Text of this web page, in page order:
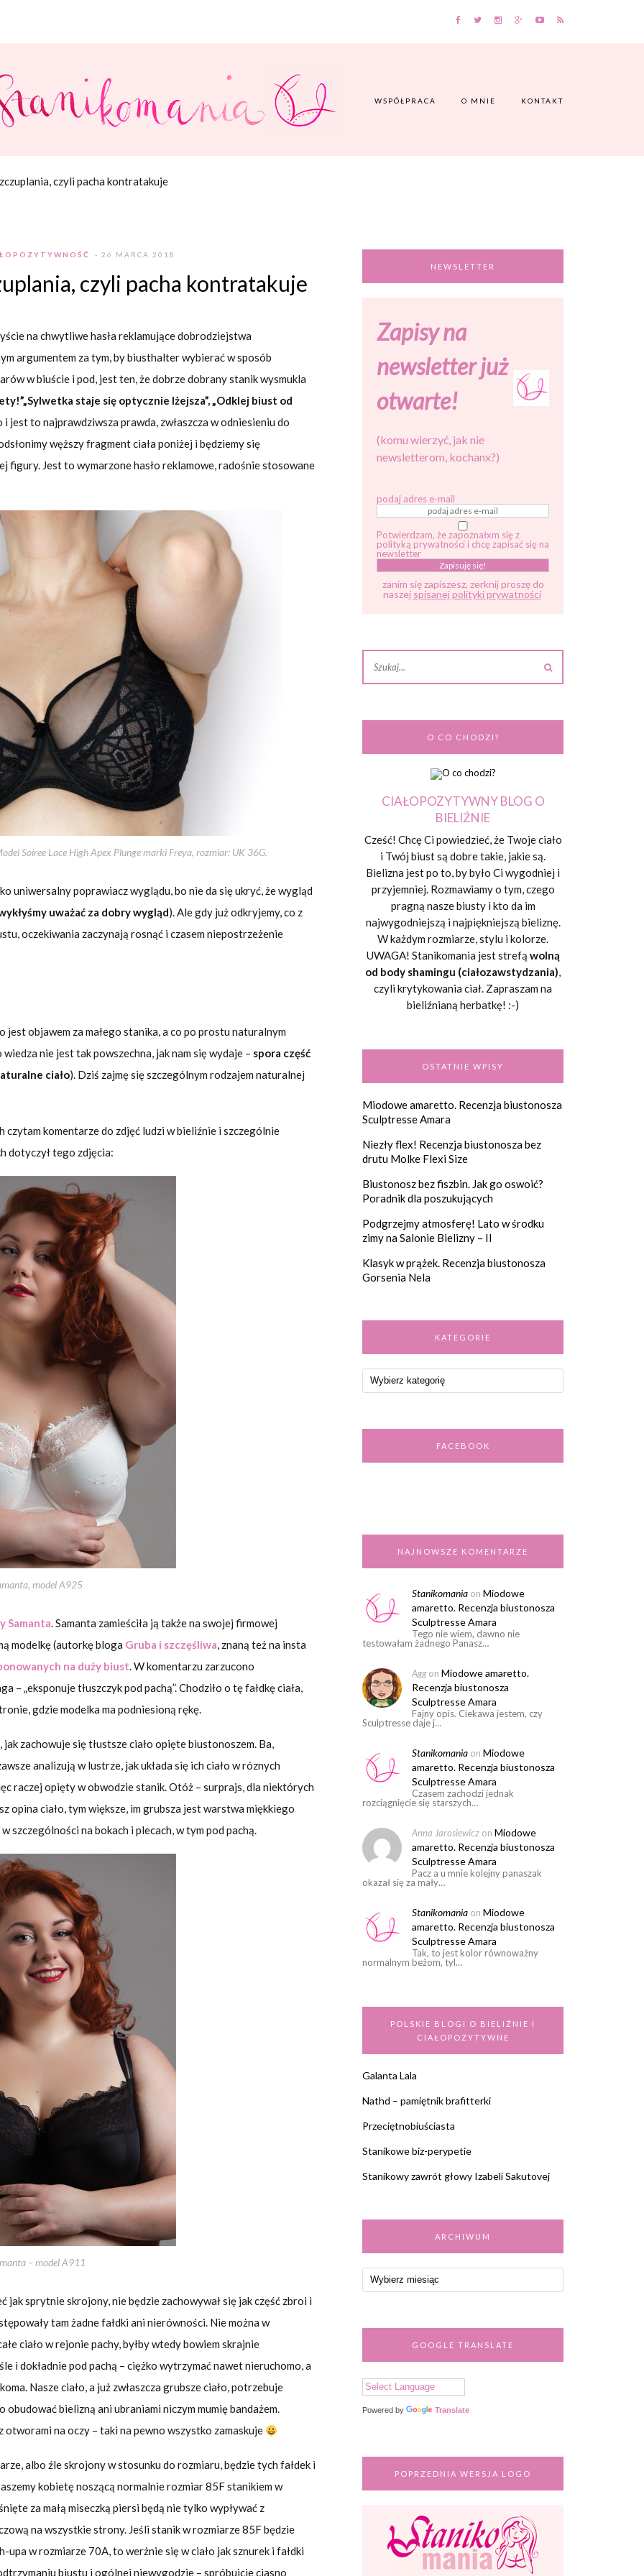
WSPÓŁPRACA O MNIE KONTAKT
czyli pacha kontratakuje
- 26 MARCA 2018
czyli pacha kontratakuje
na chwytliwe hasła reklamujące dobrodziejstwa
argumentem za tym, by biusthalter wybierać w sposób
w biuście i pod, jest ten, że dobrze dobrany stanik wysmukla
„Sylwetka staje się optycznie lżejsza”, „Odklej biust od
i jest to najprawdziwsza prawda, zwłaszcza w odniesieniu do
węższy fragment ciała poniżej i będziemy się
figury. Jest to wymarzone hasło reklamowe, radośnie stosowane
Soiree Lace High Apex Plunge marki Freya, rozmiar: UK 36G.
uniwersalny poprawiacz wyglądu, bo nie da się ukryć, że wygląd
uważać za dobry wygląd). Ale gdy już odkryjemy, co z
oczekiwania zaczynają rosnąć i czasem niepostrzeżenie
jest objawem za małego stanika, a co po prostu naturalnym
nie jest tak powszechna, jak nam się wydaje – spora część
ciało). Dziś zajmę się szczególnym rodzajem naturalnej
czytam komentarze do zdjęć ludzi w bieliźnie i szczególnie
dotyczył tego zdjęcia:
model A925
Samanta. Samanta zamieściła ją także na swojej firmowej
modelkę (autorkę bloga Gruba i szczęśliwa, znaną też na insta
na duży biust. W komentarzu zarzucono
„eksponuje tłuszczyk pod pachą”. Chodziło o tę fałdkę ciała,
gdzie modelka ma podniesioną rękę.
zachowuje się tłustsze ciało opięte biustonoszem. Ba,
analizują w lustrze, jak układa się ich ciało w róznych
raczej opięty w obwodzie stanik. Otóż – surprajs, dla niektórych
opina ciało, tym większe, im grubsza jest warstwa miękkiego
szczególności na bokach i plecach, w tym pod pachą.
– model A911
sprytnie skrojony, nie będzie zachowywał się jak część zbroi i
tam żadne fałdki ani nierówności. Nie można w
ciało w rejonie pachy, byłby wtedy bowiem skrajnie
i dokładnie pod pachą – ciężko wytrzymać nawet nieruchomo, a
Nasze ciało, a już zwłaszcza grubsze ciało, potrzebuje
bielizną ani ubraniami niczym mumię bandażem.
na oczy – taki na pewno wszystko zamaskuje
albo źle skrojony w stosunku do rozmiaru, będzie tych fałdek i
kobietę noszącą normalnie rozmiar 85F stanikiem w
za małą miseczką piersi będą nie tylko wypływać z
na wszystkie strony. Jeśli stanik w rozmiarze 85F będzie
upa w rozmiarze 70A, to werżnie się w ciało jak sznurek i fałdki
biustu i ogólnej niewygodzie – spróbujcie ciasno
NEWSLETTER
Zapisy na
newsletter już
otwarte!
(komu wierzyć, jak nie
newsletterom, kochanx?)
podaj adres e-mail
Potwierdzam, że zapoznałxm się z
polityką prywatności i chcę zapisać się na
newsletter
zanim się zapiszesz, zerknij proszę do
naszej spisanej polityki prywatności
O CO CHODZI?
CIAŁOPOZYTYWNY BLOG O
BIELIŹNIE
Cześć! Chcę Ci powiedzieć, że Twoje ciało
i Twój biust są dobre takie, jakie są.
Bielizna jest po to, by było Ci wygodniej i
przyjemniej. Rozmawiamy o tym, czego
pragną nasze biusty i kto da im
najwygodniejszą i najpiękniejszą bieliznę.
W każdym rozmiarze, stylu i kolorze.
UWAGA! Stanikomania jest strefą wolną
od body shamingu (ciałozawstydzania),
czyli krytykowania ciał. Zapraszam na
bieliźnianą herbatkę! :-)
OSTATNIE WPISY
Miodowe amaretto. Recenzja biustonosza
Sculptresse Amara
Niezły flex! Recenzja biustonosza bez
drutu Molke Flexi Size
Biustonosz bez fiszbin. Jak go oswoić?
Poradnik dla poszukujących
Podgrzejmy atmosferę! Lato w środku
zimy na Salonie Bielizny – II
Klasyk w prążek. Recenzja biustonosza
Gorsenia Nela
KATEGORIE
FACEBOOK
NAJNOWSZE KOMENTARZE
Stanikomania on Miodowe
amaretto. Recenzja biustonosza
Sculptresse Amara
Tego nie wiem, dawno nie
testowałam żadnego Panasz…
Agg on Miodowe amaretto.
Recenzja biustonosza
Sculptresse Amara
Fajny opis. Ciekawa jestem, czy
Sculptresse daje j…
Stanikomania on Miodowe
amaretto. Recenzja biustonosza
Sculptresse Amara
Czasem zachodzi jednak
rozciągnięcie się starszych…
Anna Jarosiewicz on Miodowe
amaretto. Recenzja biustonosza
Sculptresse Amara
Pacz a u mnie kolejny panaszak
okazał się za mały…
Stanikomania on Miodowe
amaretto. Recenzja biustonosza
Sculptresse Amara
Tak, to jest kolor równoważny
normalnym beżom, tyl…
POLSKIE BLOGI O BIELIŹNIE I
CIAŁOPOZYTYWNE
Galanta Lala
Nathd – pamiętnik brafitterki
Przeciętnobiuściasta
Stanikowe biz-perypetie
Stanikowy zawrót głowy Izabeli Sakutovej
ARCHIWUM
GOOGLE TRANSLATE
Powered by Translate
POPRZEDNIA WERSJA LOGO